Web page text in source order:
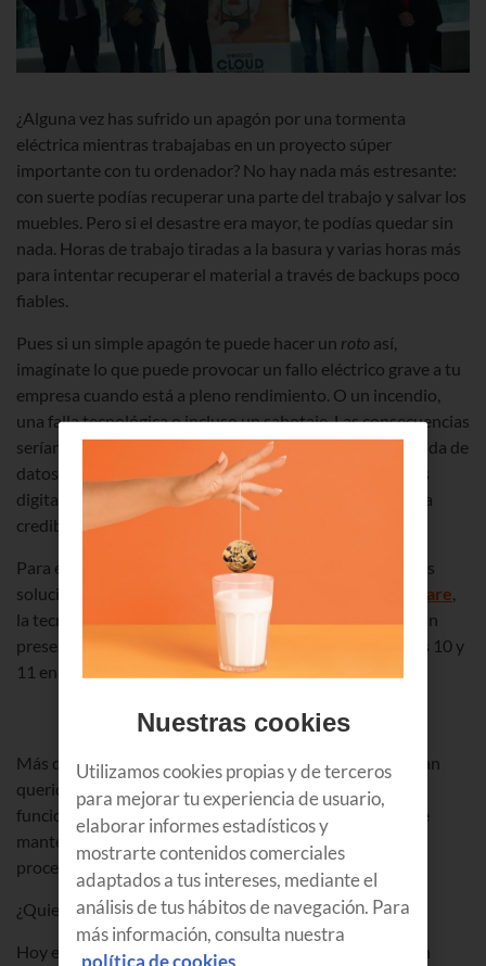
¿Alguna vez has sufrido un apagón por una tormenta
eléctrica mientras trabajabas en un proyecto súper
importante con tu ordenador? No hay nada más estresante:
con suerte podías recuperar una parte del trabajo y salvar los
muebles. Pero si el desastre era mayor, te podías quedar sin
nada. Horas de trabajo tiradas a la basura y varias horas más
para intentar recuperar el material a través de backups poco
fiables.
Pues si un simple apagón te puede hacer un roto así,
imagínate lo que puede provocar un fallo eléctrico grave a tu
empresa cuando está a pleno rendimiento. O un incendio,
una falla tecnológica o incluso un sabotaje. Las consecuencias
serían tremendas: interrupción de la operatividad, pérdida de
datos, de comunicaciones, de procesos, de herramientas
digitales…, por no hablar del golpe que supondría para la
credibilidad de tu compañía.
Para evitar estas situaciones,Euskaltel
ha diseñado unas
soluciones de
continuidad de negocio VMWare,
la tecnología líder del mercado en virtualización, y las han
presentado en dos jornadas celebradas los pasados días 10 y
11 en Bilbao y Mondragón.
Más de un centenar de representantes empresariales han
querido asistir a estos encuentros para comprobar el
funcionamiento de estas soluciones, que son capaces de
mantener plenamente disponibles y a salvo todos tus
procesos y tu información empresarial.
¿Quieres saber cómo?
Hoy en día las soluciones de continuidad de negocio son
Nuestras cookies
Utilizamos cookies propias y de terceros
para mejorar tu experiencia de usuario,
elaborar informes estadísticos y
mostrarte contenidos comerciales
adaptados a tus intereses, mediante el
análisis de tus hábitos de navegación. Para
más información, consulta nuestra
política de cookies